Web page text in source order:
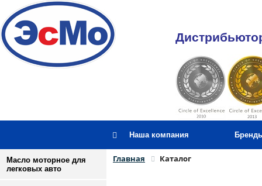
Наша компания
Масло моторное для
легковых авто
Главная Каталог